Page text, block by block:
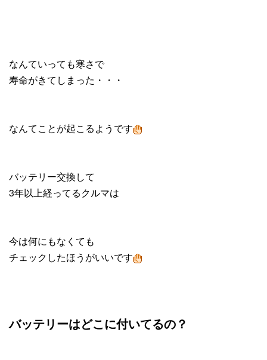
なんていっても寒さで
寿命がきてしまった・・・
なんてことが起こるようです
バッテリー交換して
3年以上経ってるクルマは
今は何にもなくても
チェックしたほうがいいです
バッテリーはどこに付いてるの？